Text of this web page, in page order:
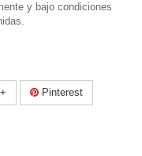
y bajo condiciones
Pinterest